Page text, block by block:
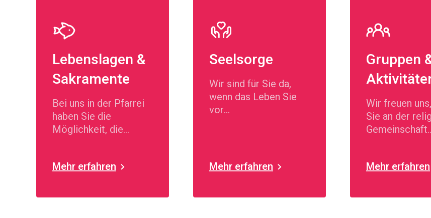
Lebenslagen &
Sakramente
Bei uns in der Pfarrei
haben Sie die
Möglichkeit, die
Mehr erfahren
Seelsorge
Wir sind für Sie da,
wenn das Leben Sie
vor
Mehr erfahren
Gruppen
Wir freuen
Sie an der
Gemeinschaft
Mehr erfahren